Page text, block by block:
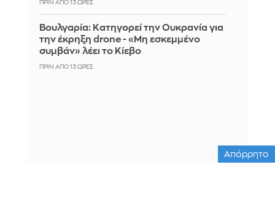
ΠΡΙΝ ΑΠΌ 13 ΏΡΕΣ
Βουλγαρία: Κατηγορεί την Ουκρανία για
την έκρηξη drone - «Μη εσκεμμένο
συμβάν» λέει το Κίεβο
ΠΡΙΝ ΑΠΌ 13 ΏΡΕΣ
Απόρρητο